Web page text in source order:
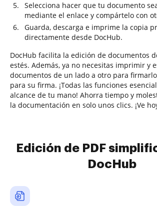
Selecciona hacer que tu documento
mediante el enlace y compártelo con
Guarda, descarga e imprime la copia
directamente desde DocHub.
DocHub facilita la edición de documentos
estés. Además, ya no necesitas imprimir y
documentos de un lado a otro para
para su firma. ¡Todas las funciones
alcance de tu mano! Ahorra tiempo y
la documentación en solo unos clics. ¡Ve
Edición de PDF
DocHub